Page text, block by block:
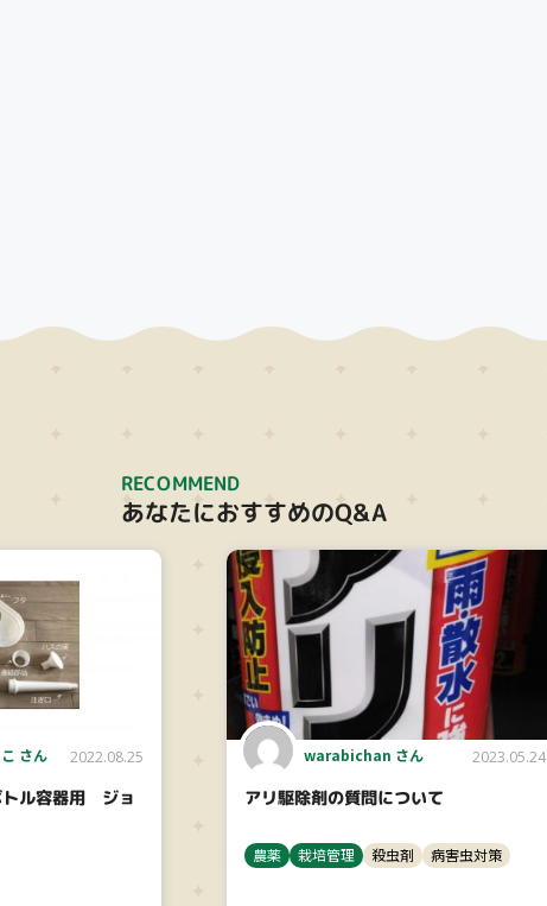
RECOMMEND
あなたにおすすめのQ&A
さん 2022.08.25
トル容器用 ジョ
warabichan さん 2023.05.24
アリ駆除剤の質問について
農薬 栽培管理 殺虫剤 病害虫対策